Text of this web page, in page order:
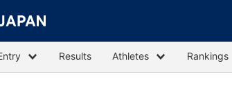
Results Athletes Rankings